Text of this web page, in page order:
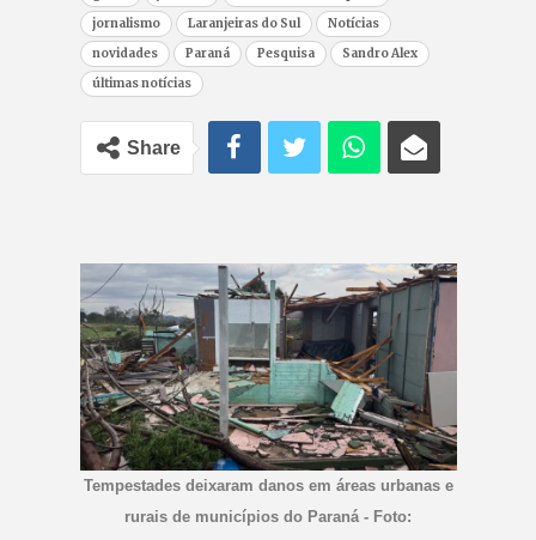
jornalismo
Laranjeiras do Sul
Notícias
novidades
Paraná Pesquisa
Sandro Alex
últimas notícias
Share
Tempestades deixaram danos em áreas urbanas e
rurais de municípios do Paraná - Foto: